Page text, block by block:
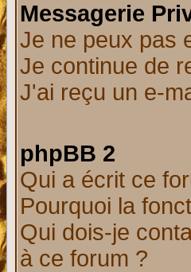
Messagerie
Je ne peux pas
Je continue de
J'ai reçu un e-
phpBB 2
Qui a écrit ce
Pourquoi la
Qui dois-je
à ce forum ?